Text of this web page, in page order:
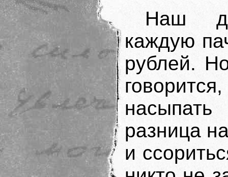
Наш
каждую
рублей.
разница
и